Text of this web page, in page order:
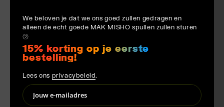
We beloven je dat we ons goed zullen gedragen en
alleen de echt goede MAK MISHO spullen zullen sturen
㋡
15% korting op je eerste
bestelling!
Lees ons privacybeleid.